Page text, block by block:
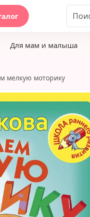
Для мам и малыша
мелкую моторику